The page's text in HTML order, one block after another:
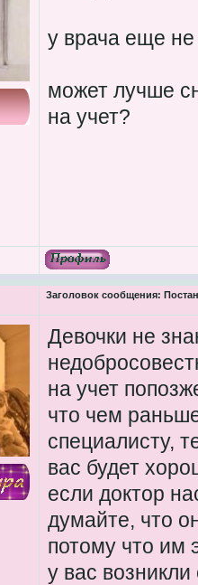
у врача еще
может лучше
на учет?
Заголовок сообщения:
Девочки не
на учет
что чем
специалисту,
вас будет
если доктор
думайте, что
потому что им
у вас